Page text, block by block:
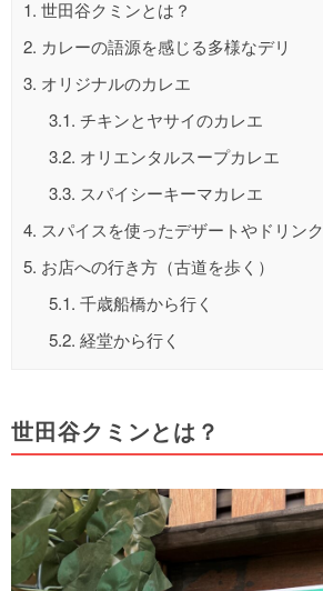
1. 世田谷クミンとは？
2. カレーの語源を感じる多様なデリ
3. オリジナルのカレエ
3.1. チキンとヤサイのカレエ
3.2. オリエンタルスープカレエ
3.3. スパイシーキーマカレエ
4. スパイスを使ったデザートやドリンク
5. お店への行き方（古道を歩く）
5.1. 千歳船橋から行く
5.2. 経堂から行く
世田谷クミンとは？